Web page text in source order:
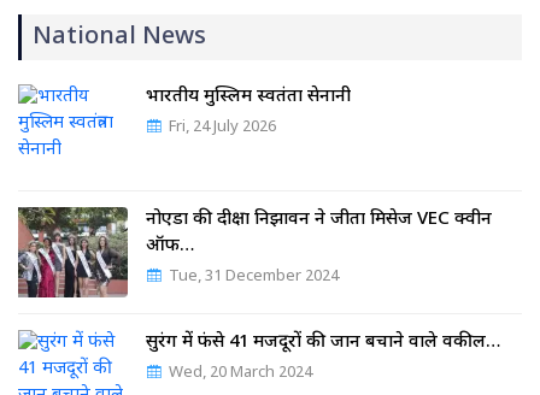
National News
भारतीय मुस्लिम स्वतंत्रता सेनानी
Fri, 24 July 2026
नोएडा की दीक्षा निझावन ने जीता मिसेज VEC क्वीन
ऑफ…
Tue, 31 December 2024
सुरंग में फंसे 41 मजदूरों की जान बचाने वाले वकील…
Wed, 20 March 2024